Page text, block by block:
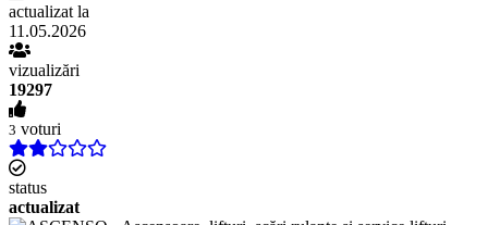
actualizat la
11.05.2026
vizualizări
19297
3 voturi
status
actualizat